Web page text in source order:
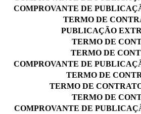
COMPROVANTE DE
TERMO DE
PUBLICAÇÃO
TERMO DE
TERMO DE
COMPROVANTE DE
TERMO DE
TERMO DE
TERMO DE
COMPROVANTE DE